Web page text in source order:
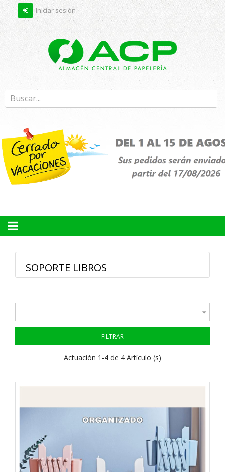
Iniciar sesión
Navegación
palanca
☰
SOPORTE LIBROS

FILTRAR
Actuación 1-4 de 4 Artículo (s)